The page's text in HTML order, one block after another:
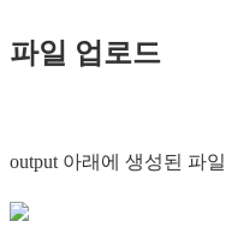
파일 업로드
output 아래에 생성된 파